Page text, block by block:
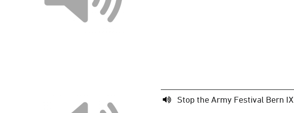
Stop the Army Festival Bern IX